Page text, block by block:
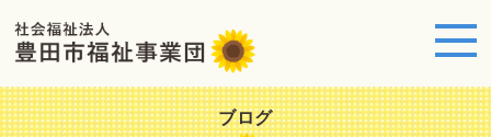
ブログ